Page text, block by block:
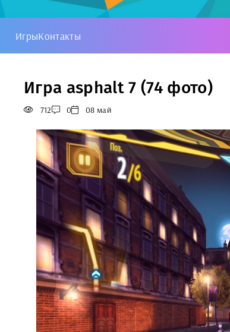
ИгрыКонтакты
Игра asphalt 7 (74 фото)
712 0 08 май